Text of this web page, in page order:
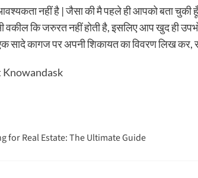
नहीं है | जैसा की मै पहले ही आपको बता
वकील कि जरुरत नहीं होती है, इसलिए आप खुद ही
सादे कागज पर अपनी शिकायत का विवरण लिख
Knowandask
for Real Estate: The Ultimate Guide